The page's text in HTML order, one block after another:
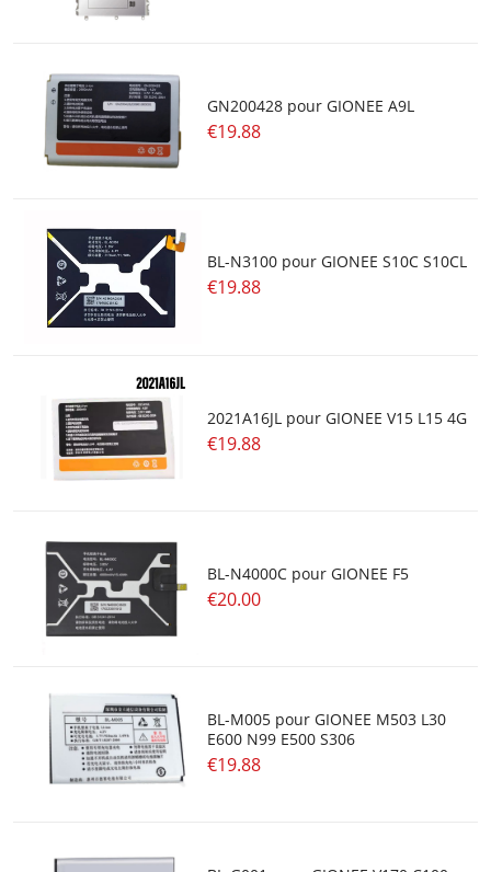
GN200428 pour GIONEE A9L
€19.88
BL-N3100 pour GIONEE S10C S10CL
€19.88
2021A16JL pour GIONEE V15 L15 4G
€19.88
BL-N4000C pour GIONEE F5
€20.00
BL-M005 pour GIONEE M503 L30
E600 N99 E500 S306
€19.88